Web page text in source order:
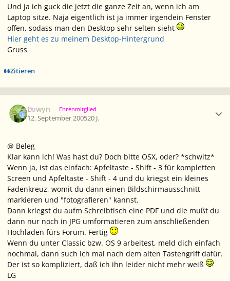
Und ja ich guck die jetzt die ganze Zeit an, wenn ich am
Laptop sitze. Naja eigentlich ist ja immer irgendein Fenster
offen, sodass man den Desktop sehr selten sieht
Hier geht es zu meinem Desktop-Hintergrund
Gruss
Zitieren
Eowyn Ehrenmitglied
12. September 200520 J.
@ Beleg
Klar kann ich! Was hast du? Doch bitte OSX, oder? *schwitz*
Wenn ja, ist das einfach: Apfeltaste - Shift - 3 für kompletten
Screen und Apfeltaste - Shift - 4 und du kriegst ein kleines
Fadenkreuz, womit du dann einen Bildschirmausschnitt
markieren und "fotografieren" kannst.
Dann kriegst du aufm Schreibtisch eine PDF und die mußt du
dann nur noch in JPG umformatieren zum anschließenden
Hochladen fürs Forum. Fertig
Wenn du unter Classic bzw. OS 9 arbeitest, meld dich einfach
nochmal, dann such ich mal nach dem alten Tastengriff dafür.
Der ist so kompliziert, daß ich ihn leider nicht mehr weiß
LG